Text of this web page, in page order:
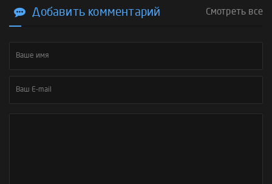
Добавить комментарий Смотреть все